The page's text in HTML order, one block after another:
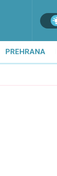
PREHRANA